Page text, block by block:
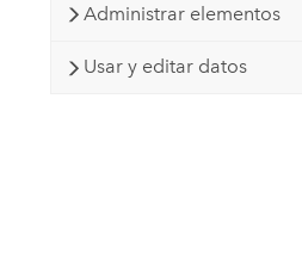
Administrar elementos
Usar y editar datos